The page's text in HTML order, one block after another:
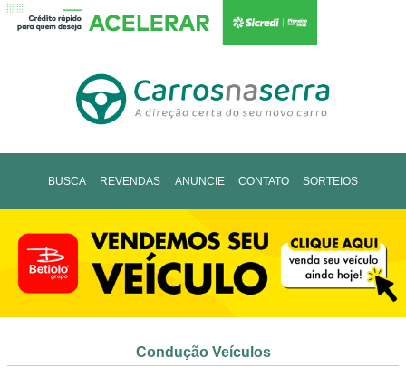
BUSCA REVENDAS ANUNCIE CONTATO SORTEIOS
Condução Veículos